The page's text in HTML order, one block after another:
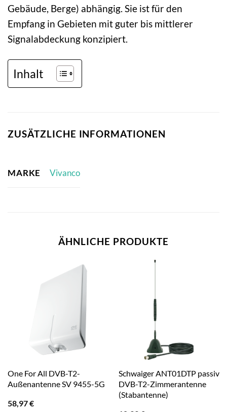
Gebäude, Berge) abhängig. Sie ist für den
Empfang in Gebieten mit guter bis mittlerer
Signalabdeckung konzipiert.
Inhalt
ZUSÄTZLICHE INFORMATIONEN
MARKE Vivanco
ÄHNLICHE PRODUKTE
One For All DVB-T2-
Außenantenne SV 9455-5G
58,97€
Schwaiger ANT01DTP passiv
DVB-T2-Zimmerantenne
(Stabantenne)